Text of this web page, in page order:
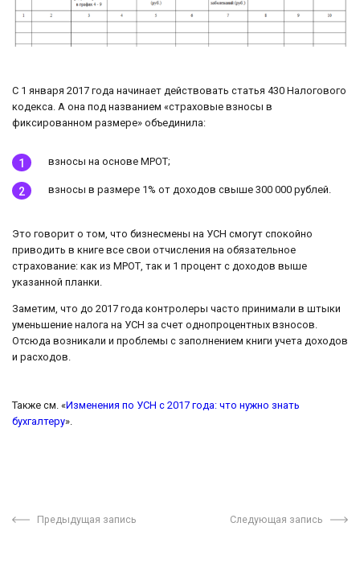
С 1 января 2017 года начинает действовать статья 430 Налогового
кодекса. А она под названием «страховые взносы в
фиксированном размере» объединила:
взносы на основе МРОТ;
взносы в размере 1% от доходов свыше 300 000 рублей.
Это говорит о том, что бизнесмены на УСН смогут спокойно
приводить в книге все свои отчисления на обязательное
страхование: как из МРОТ, так и 1 процент с доходов выше
указанной планки.
Заметим, что до 2017 года контролеры часто принимали в штыки
уменьшение налога на УСН за счет однопроцентных взносов.
Отсюда возникали и проблемы с заполнением книги учета доходов
и расходов.
Также см. «Изменения по УСН с 2017 года: что нужно знать
бухгалтеру».
Предыдущая запись Следующая запись